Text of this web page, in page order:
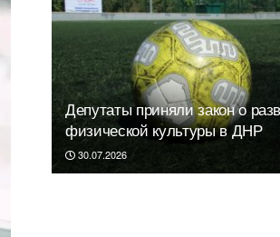
Депутаты приняли закон о
физической культуры в ДНР
30.07.2026